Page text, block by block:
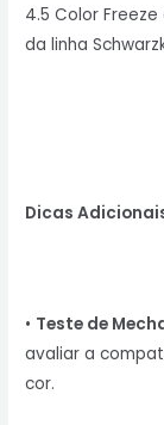
4.5 Color
da linha
Dicas
• Teste de
avaliar a
cor.